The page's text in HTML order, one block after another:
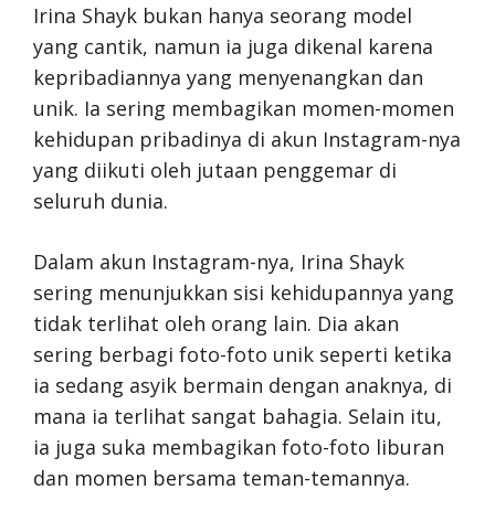
Irina Shayk bukan hanya seorang model
yang cantik, namun ia juga dikenal karena
kepribadiannya yang menyenangkan dan
unik. Ia sering membagikan momen-momen
kehidupan pribadinya di akun Instagram-nya
yang diikuti oleh jutaan penggemar di
seluruh dunia.
Dalam akun Instagram-nya, Irina Shayk
sering menunjukkan sisi kehidupannya yang
tidak terlihat oleh orang lain. Dia akan
sering berbagi foto-foto unik seperti ketika
ia sedang asyik bermain dengan anaknya, di
mana ia terlihat sangat bahagia. Selain itu,
ia juga suka membagikan foto-foto liburan
dan momen bersama teman-temannya.